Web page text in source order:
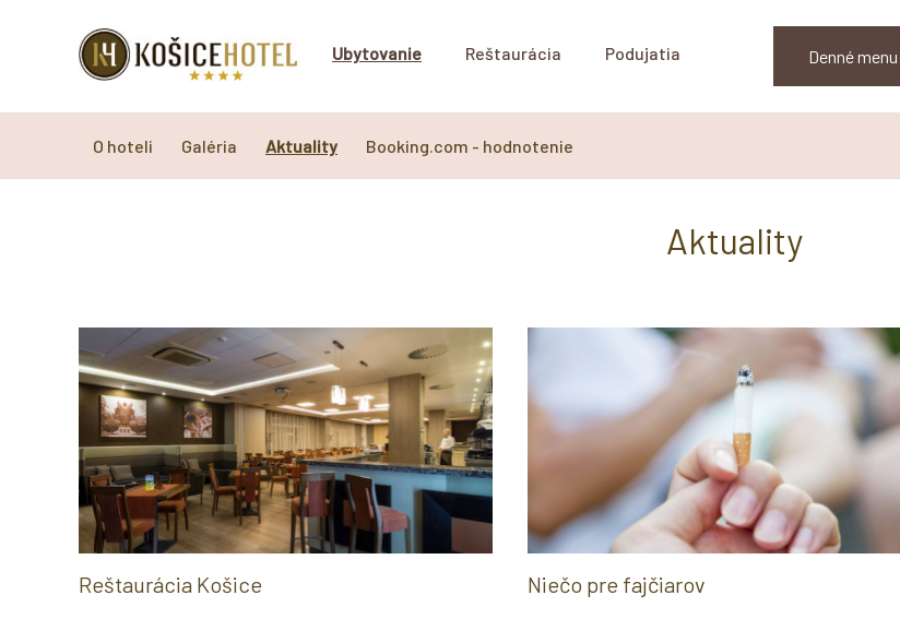
Ubytovanie Reštaurácia Podujatia Denné menu
O hoteli Galéria Aktuality Booking.com - hodnotenie
Aktuality
Reštaurácia Košice Niečo pre fajčiarov